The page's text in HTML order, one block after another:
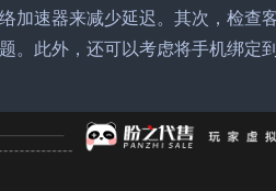
加速器来减少延迟。其次，检查
。此外，还可以考虑将手机绑定